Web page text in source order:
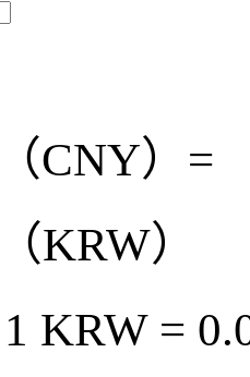
CNY）=
KRW）
KRW =